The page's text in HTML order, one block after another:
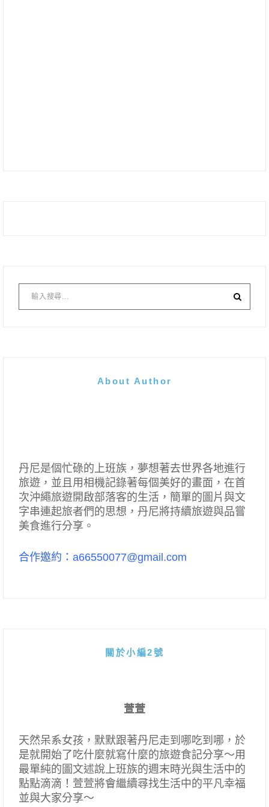
About Author
丹尼是個忙碌的上班族，夢想著去世界各地進行
旅遊，並且用相機記錄著每個美好的畫面，在首
次沖繩旅遊開啟部落客的生活，簡單的圖片與文
字串連起旅者們的思想，丹尼將持續旅遊與品嘗
美食進行分享。
合作邀約：a66550077@gmail.com
關於小編2號
萱萱
天然呆系女孩，默默跟著丹尼走到哪吃到哪，於
是就開始了吃什麼就寫什麼的旅遊食記分享～用
最單純的圖文述說上班族的週末時光與生活中的
點點滴滴！萱萱將會繼續尋找生活中的平凡幸福
並與大家分享～